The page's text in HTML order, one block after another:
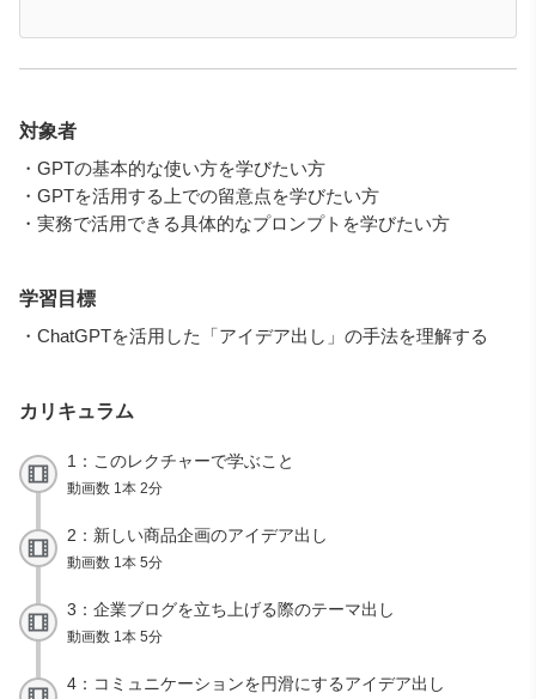
対象者
・GPTの基本的な使い方を学びたい方
・GPTを活用する上での留意点を学びたい方
・実務で活用できる具体的なプロンプトを学びたい方
学習目標
・ChatGPTを活用した「アイデア出し」の手法を理解する
カリキュラム
1：このレクチャーで学ぶこと
動画数 1本 2分
2：新しい商品企画のアイデア出し
動画数 1本 5分
3：企業ブログを立ち上げる際のテーマ出し
動画数 1本 5分
4：コミュニケーションを円滑にするアイデア出し